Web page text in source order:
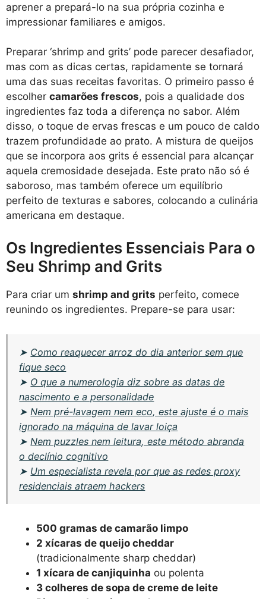
aprener a prepará-lo na sua própria cozinha e
impressionar familiares e amigos.
Preparar ‘shrimp and grits’ pode parecer desafiador,
mas com as dicas certas, rapidamente se tornará
uma das suas receitas favoritas. O primeiro passo é
escolher camarões frescos, pois a qualidade dos
ingredientes faz toda a diferença no sabor. Além
disso, o toque de ervas frescas e um pouco de caldo
trazem profundidade ao prato. A mistura de queijos
que se incorpora aos grits é essencial para alcançar
aquela cremosidade desejada. Este prato não só é
saboroso, mas também oferece um equilíbrio
perfeito de texturas e sabores, colocando a culinária
americana em destaque.
Os Ingredientes Essenciais Para o
Seu Shrimp and Grits
Para criar um shrimp and grits perfeito, comece
reunindo os ingredientes. Prepare-se para usar:
➤ Como reaquecer arroz do dia anterior sem que
fique seco
➤ O que a numerologia diz sobre as datas de
nascimento e a personalidade
➤ Nem pré-lavagem nem eco, este ajuste é o mais
ignorado na máquina de lavar loiça
➤ Nem puzzles nem leitura, este método abranda
o declínio cognitivo
➤ Um especialista revela por que as redes proxy
residenciais atraem hackers
500 gramas de camarão limpo
2 xícaras de queijo cheddar
(tradicionalmente sharp cheddar)
1 xícara de canjiquinha ou polenta
3 colheres de sopa de creme de leite